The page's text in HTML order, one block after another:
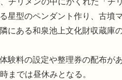
星型のペンダント作り、古墳
にある和泉池上文化財収蔵庫
験料の設定や整理券の配布が
までは昼休みとなる。